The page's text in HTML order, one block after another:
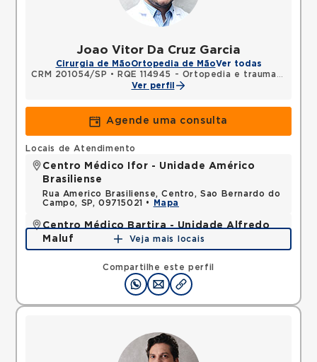
Joao Vitor Da Cruz Garcia
Cirurgia de MãoOrtopedia de MãoVer todas
CRM 201054/SP •
RQE 114945 - Ortopedia e traumatologia
Ver perfil
Agende uma consulta
Compartilhe este perfil
Locais de Atendimento
Centro Médico Ifor - Unidade Américo
Brasiliense
Rua Americo Brasiliense, Centro, Sao Bernardo do
Campo, SP, 09715021 •
Mapa
Centro Médico Bartira - Unidade Alfredo
Maluf
Avenida Alfredo Maluf, Jardim Santo Antonio,
Santo Andre, SP, 09240410 •
Mapa
Veja mais locais